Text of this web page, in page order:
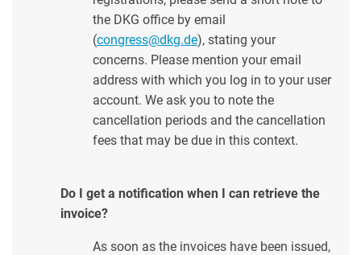
the DKG office by email
(congress@dkg.de), stating your
concerns. Please mention your email
address with which you log in to your user
account. We ask you to note the
cancellation periods and the cancellation
fees that may be due in this context.
Do I get a notification when I can retrieve the
invoice?
As soon as the invoices have been issued,